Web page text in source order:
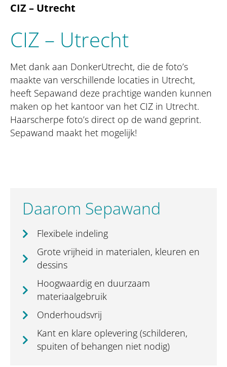
CIZ – Utrecht
CIZ – Utrecht
Met dank aan DonkerUtrecht, die de foto’s
maakte van verschillende locaties in Utrecht,
heeft Sepawand deze prachtige wanden kunnen
maken op het kantoor van het CIZ in Utrecht.
Haarscherpe foto’s direct op de wand geprint.
Sepawand maakt het mogelijk!
Daarom Sepawand
Flexibele indeling
Grote vrijheid in materialen, kleuren en
dessins
Hoogwaardig en duurzaam
materiaalgebruik
Onderhoudsvrij
Kant en klare oplevering (schilderen,
spuiten of behangen niet nodig)